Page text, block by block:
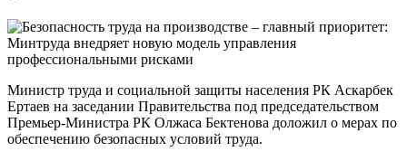
Министр труда и социальной защиты населения РК Аскарбек
Ертаев на заседании Правительства под председательством
Премьер-Министра РК Олжаса Бектенова доложил о мерах по
обеспечению безопасных условий труда.